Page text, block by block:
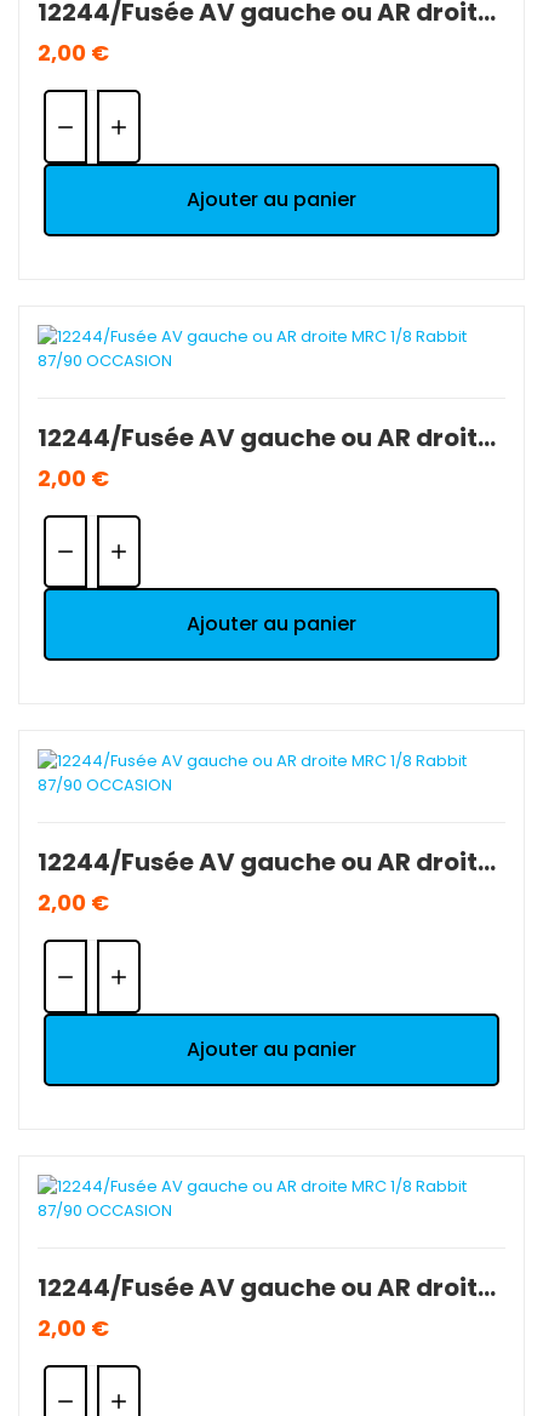
12244/Fusée AV gauche ou AR droite MRC 1/8 Rabbit 87/90 OCCASION
2,00 €
Quantité:
Ajouter au panier
12244/Fusée AV gauche ou AR droite MRC 1/8 Rabbit 87/90 OCCASION
2,00 €
Quantité:
Ajouter au panier
12244/Fusée AV gauche ou AR droite MRC 1/8 Rabbit 87/90 OCCASION
2,00 €
Quantité:
Ajouter au panier
12244/Fusée AV gauche ou AR droite MRC 1/8 Rabbit 87/90 OCCASION
2,00 €
Quantité: